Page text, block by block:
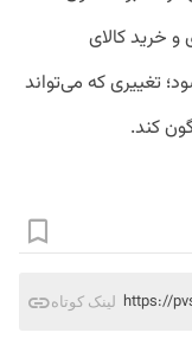
و خرید کالای
تغییری که می‌تواند
کند.
لینک کوتاه https://